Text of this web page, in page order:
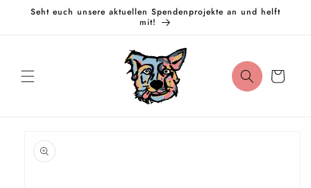
zum
Seht euch unsere aktuellen Spendenprojekte an und helft
mit!
Warenkorb